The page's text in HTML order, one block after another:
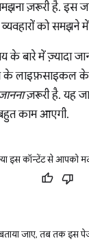
ज़रूरी है. इस
को समझने में
बारे में ज़्यादा
के लाइफ़साइकल के
ज़रूरी है. यह
काम आएगी.
इस कॉन्टेंट से आपको
जाए, तब तक इस पेज